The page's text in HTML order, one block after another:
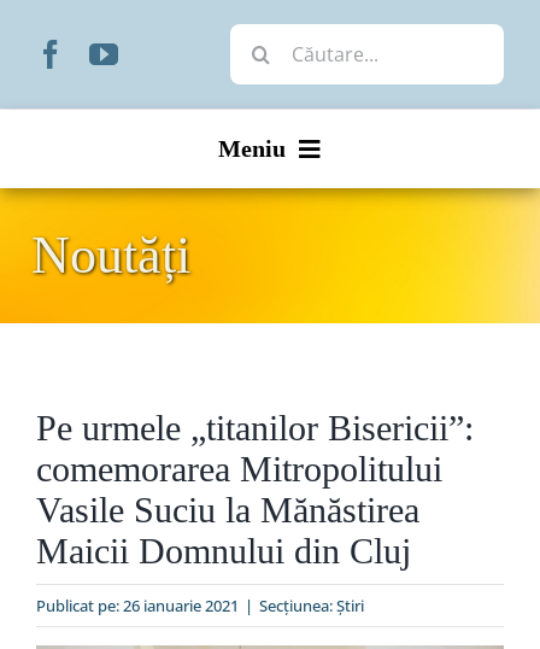
Cautare...
Meniu
Organizare
Liturgic
Special
Noutăți
Pe urmele „titanilor Bisericii”:
comemorarea Mitropolitului
Vasile Suciu la Mănăstirea
Maicii Domnului din Cluj
Publicat pe: 26 ianuarie 2021 | Secțiunea:Ştiri